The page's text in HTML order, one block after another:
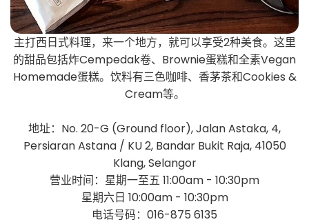
主打西日式料理，来一个地方，就可以享受2种美食。这里
的甜品包括炸Cempedak卷、Brownie蛋糕和全素Vegan
Homemade蛋糕。饮料有三色咖啡、香茅茶和Cookies &
Cream等。
地址：No. 20-G (Ground floor), Jalan Astaka, 4,
Persiaran Astana / KU 2, Bandar Bukit Raja, 41050
Klang, Selangor
营业时间：星期一至五 11:00am - 10:30pm
星期六日 10:00am - 10:30pm
电话号码：016-875 6135